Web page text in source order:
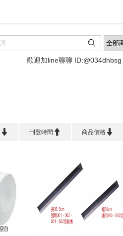

歡迎加line聊聊 ID:@034dhbsg
 刊登時間  商品價格 